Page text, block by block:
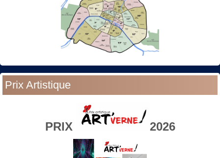
Prix Artistique
PRIX 2026